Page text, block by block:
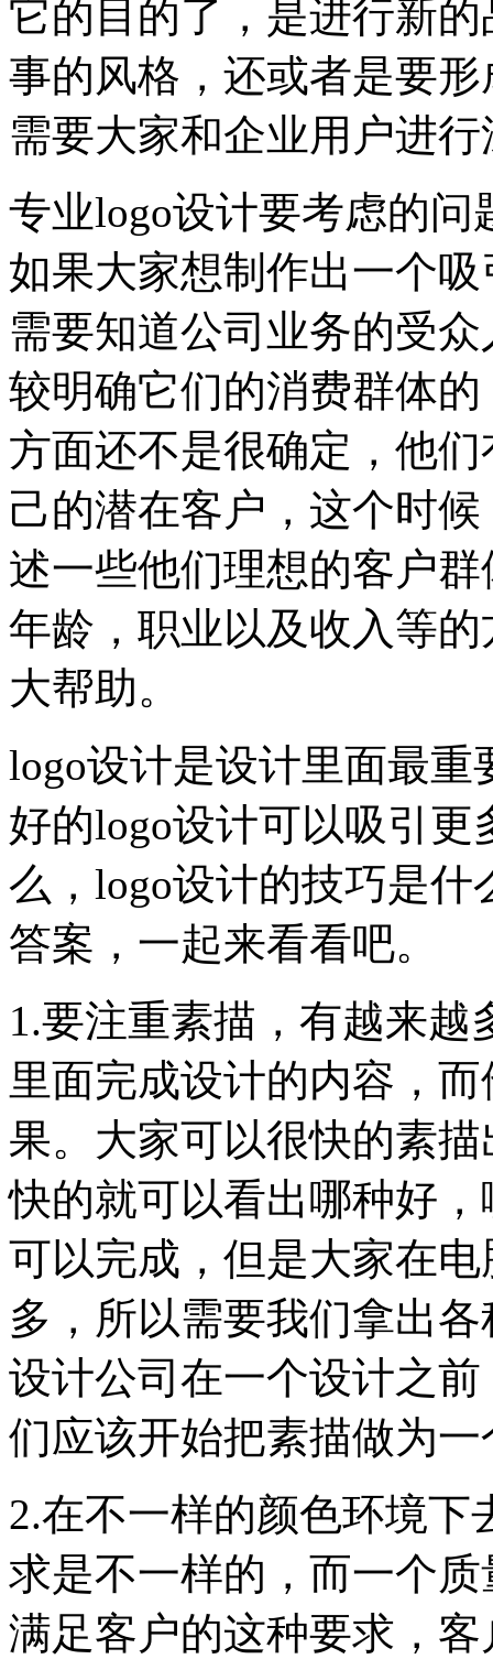
它的目的了，是进行新
事的风格，还或者是要
需要大家和企业用户进
专业logo设计要考虑的
如果大家想制作出一个
需要知道公司业务的受
较明确它们的消费群体
方面还不是很确定，他
己的潜在客户，这个时
述一些他们理想的客户
年龄，职业以及收入等
大帮助。
logo设计是设计里面最
好的logo设计可以吸引
么，logo设计的技巧是
答案，一起来看看吧。
1.要注重素描，有越来
里面完成设计的内容，
果。大家可以很快的素
快的就可以看出哪种好
可以完成，但是大家在
多，所以需要我们拿出
设计公司在一个设计之
们应该开始把素描做为
2.在不一样的颜色环境
求是不一样的，而一个
满足客户的这种要求，